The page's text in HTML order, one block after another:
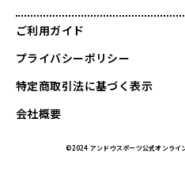
ご利用ガイド
プライバシーポリシー
特定商取引法に基づく表示
会社概要
©2024 アンドウスポーツ公式オンラ